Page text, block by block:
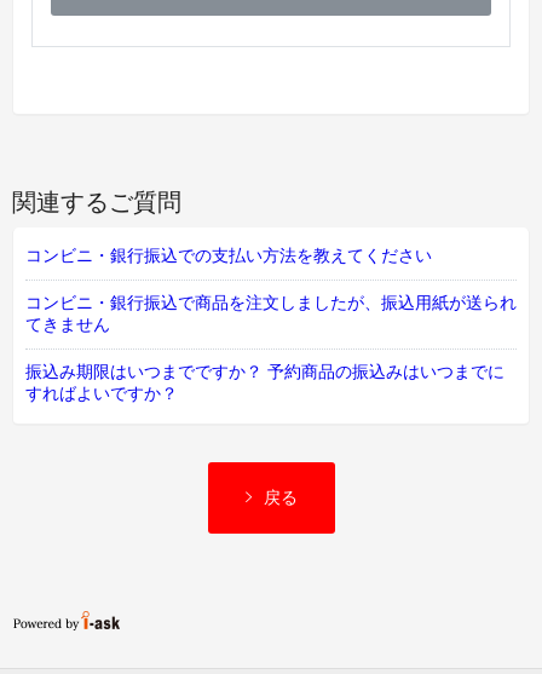
関連するご質問
コンビニ・銀行振込での支払い方法を教えてください
コンビニ・銀行振込で商品を注文しましたが、振込用紙が送られ
てきません
振込み期限はいつまでですか？ 予約商品の振込みはいつまでに
すればよいですか？
戻る